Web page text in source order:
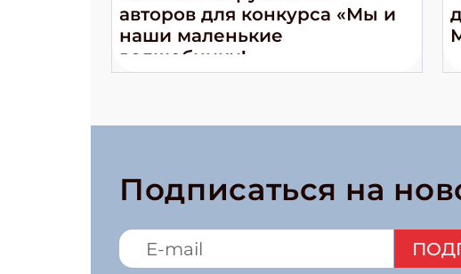
авторов для конкурса «Мы и
наши маленькие
волшебники!»
Подписаться на